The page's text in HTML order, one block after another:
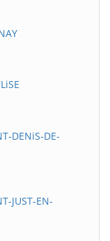
DENiS-DE-
JUST-EN-